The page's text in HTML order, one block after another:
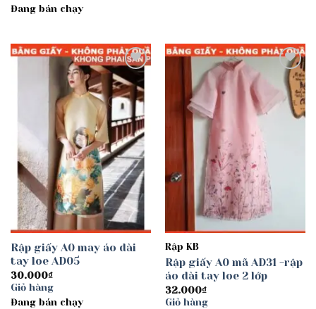
Đang bán chạy
Add to
wishlist
Rập giấy A0 may áo dài
tay loe AD05
30.000₫
Giỏ hàng
Đang bán chạy
Add to
wishlist
Rập KB
Rập giấy A0 mã AD31 -rập
áo dài tay loe 2 lớp
32.000₫
Giỏ hàng